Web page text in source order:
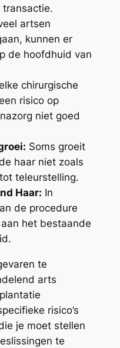
artsen
kunnen er
de hoofdhuid van
chirurgische
risico op
niet goed
Soms groeit
haar niet zoals
teleurstelling.
Haar: In
de procedure
het bestaande
te
arts
risico’s
je moet stellen
te